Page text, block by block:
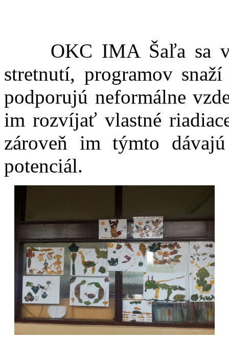
OKC IMA Šaľa sa v
stretnutí, programov
podporujú neformálne
im rozvíjať vlastné
zároveň im týmto
potenciál.